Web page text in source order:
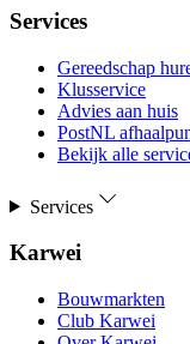
Services
Gereedschap
Klusservice
Advies aan huis
PostNL
Bekijk alle
Services
Karwei
Bouwmarkten
Club Karwei